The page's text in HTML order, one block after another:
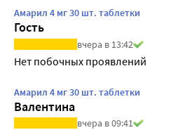
Амарил 4 мг 30 шт. таблетки
Гость
вчера в 13:42
Нет побочных проявлений
Амарил 4 мг 30 шт. таблетки
Валентина
вчера в 09:41